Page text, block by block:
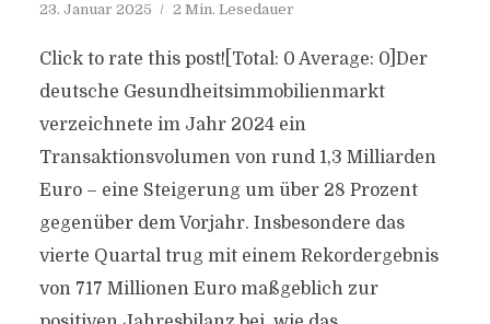
23. Januar 2025 2 Min. Lesedauer
Click to rate this post![Total: 0 Average: 0]Der
deutsche Gesundheitsimmobilienmarkt
verzeichnete im Jahr 2024 ein
Transaktionsvolumen von rund 1,3 Milliarden
Euro – eine Steigerung um über 28 Prozent
gegenüber dem Vorjahr. Insbesondere das
vierte Quartal trug mit einem Rekordergebnis
von 717 Millionen Euro maßgeblich zur